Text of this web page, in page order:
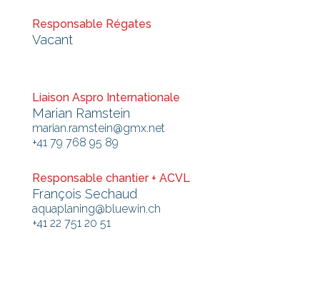
Responsable Régates
Vacant
Liaison Aspro Internationale
Marian Ramstein
marian.ramstein@gmx.net
+41 79 768 95 89
Responsable chantier + ACVL
François Sechaud
aquaplaning@bluewin.ch
+41 22 751 20 51